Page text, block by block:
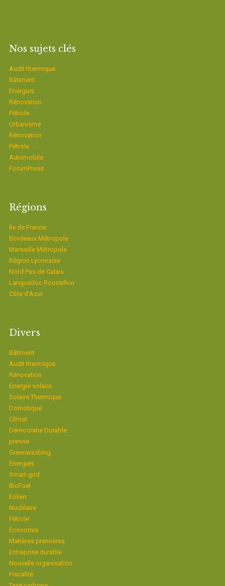
Nos sujets clés
Audit thermique
Bâtiment
Energies
Rénovation
Pétrole
Urbanisme
Rénovation
Pétrole
Automobile
ForumPress
Régions
Ïle de France
Bordeaux Métropole
Marseille Métropole
Région Lyonnaise
Nord Pas de Calais
Languedoc Roussillon
Côte d’Azur
Divers
Bâtiment
Audit thermique
Rénovation
Energie solaire
Solaire Thermique
Domotique
Climat
Démocratie Durable
presse
Greenwashing
Energies
Smart-grid
BioFuel
Eolien
Nucléaire
Pétrole
Economie
Matières premières
Entreprise durable
Nouvelle organisation
Fiscalité